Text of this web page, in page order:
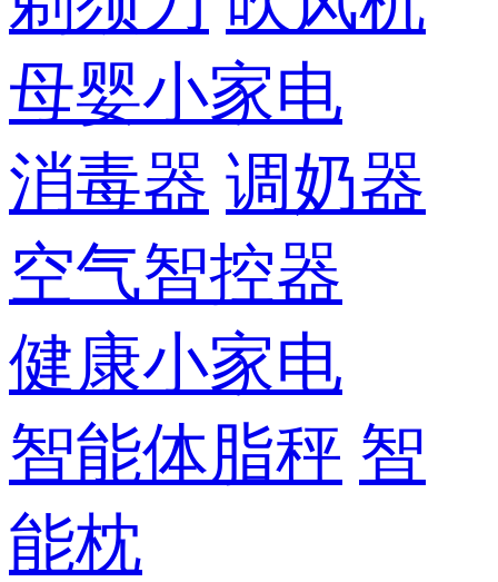
母婴小家电
消毒器 调奶器
空气智控器
健康小家电
智能体脂秤 智
能枕